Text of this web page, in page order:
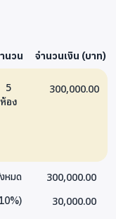
นวน จำนวนเงิน (บาท)
5
ห้อง
300,000.00
หมด 300,000.00
%) 30,000.00